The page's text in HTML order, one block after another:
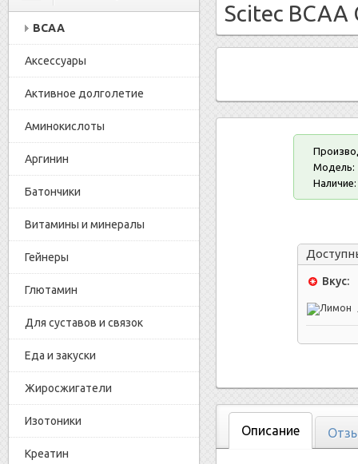
BCAA
Аксессуары
Активное долголетие
Аминокислоты
Аргинин
Батончики
Витамины и минералы
Гейнеры
Глютамин
Для суставов и связок
Еда и закуски
Жиросжигатели
Изотоники
Креатин
Scitec BCAA
Модель:
Наличие:
Вкус:
Описание